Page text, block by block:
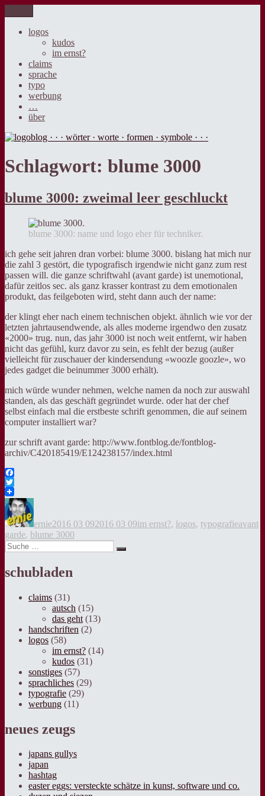
Inhalt
springen
logoblog · · · wörter · worte · formen · symbole · · ·
der blog über sprache, design und werbung.
logos
kudos
im ernst?
claims
sprache
typo
werbung
…
über
Schlagwort: blume 3000
blume 3000: zweimal leer geschluckt
blume 3000: name und logo eher für techniker.
ich gehe seit jahren dran vorbei: blume 3000. bislang hat mich nur
die zahl 3 gestört, die typografisch irgendwie nicht ganz zum rest
passen will. die ganze schriftwahl (avant garde) ist unemotional,
dafür zeitlos sec. als ganz krasser kontrast zu dem emotionalen
produkt, das feilgeboten wird, steht dann auch der name:
der klingt eher nach einem technischen objekt. ähnlich wie vor der
letzten jahrtausendwende, als alles moderne irgendwo den zusatz
«2000» trug. nun, das jahr 3000 ist noch weit entfernt, wir haben
nicht das gefühl, kurz davor zu sein, es fehlt der bezug (außer
vielleicht für zuschauer der kindersendung «woozle goozle», wo
jedes gadget die beinummer 3000 erhält).
mich würde wunder nehmen, welche namen da noch zur auswahl
standen, als das geschäft gegründet wurde. oder hat der chef
selbst einfach mal die erstbeste schrift genommen, die auf seinem
computer installiert war?
zur schrift avant garde: http://www.fontblog.de/fontblog-
archiv/C420185419/E124238157/index.html
Facebook
Twitter
ernie2016 03 092016 03 09im ernst?, logos, typografieavant
garde, blume 3000
Suche
nach:
Suche
schubladen
claims (31)
autsch (15)
das geht (13)
handschriften (2)
logos (58)
im ernst? (14)
kudos (31)
sonstiges (57)
sprachliches (29)
typografie (29)
werbung (11)
neues zeugs
japans gullys
japan
hashtag
easter eggs: versteckte schätze in kunst, software und co.